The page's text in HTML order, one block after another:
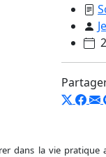
dans la vie pratique